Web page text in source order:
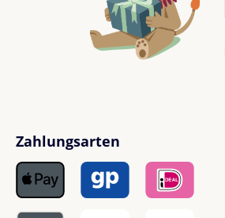
Zahlungsarten